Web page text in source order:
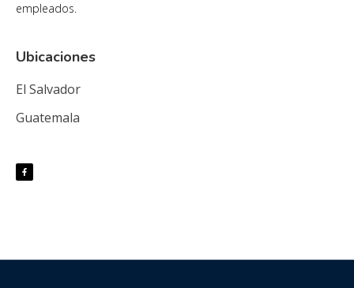
empleados.
Ubicaciones
El Salvador
Guatemala